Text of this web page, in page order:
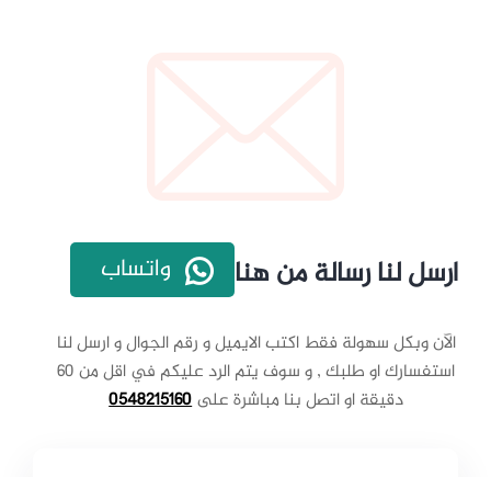
ارسل لنا رسالة من هنا واتساب
الآن وبكل سهولة فقط اكتب الايميل و رقم الجوال و ارسل لنا
استفسارك او طلبك , و سوف يتم الرد عليكم في اقل من 60
دقيقة او اتصل بنا مباشرة على0548215160